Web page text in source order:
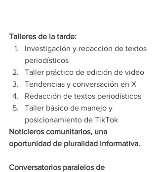
Talleres de la tarde:
Investigación y redacción de textos
periodísticos
Taller práctico de edición de video
Tendencias y conversación en X
Redacción de textos periodísticos
Taller básico de manejo y
posicionamiento de TikTok
Noticieros comunitarios, una
oportunidad de pluralidad informativa.
Conversatorios paralelos de